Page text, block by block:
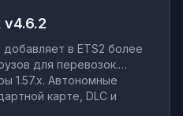
v4.6.2
добавляет в ETS2 более
для перевозок.
1.57.x. Автономные
карте, DLC и